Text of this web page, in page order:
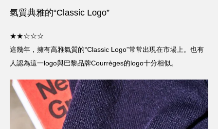
氣質典雅的“Classic Logo”
★★☆☆☆
這幾年，擁有高雅氣質的“Classic Logo”常常出現在市場上。也有
人認為這一logo與巴黎品牌Courrèges的logo十分相似。